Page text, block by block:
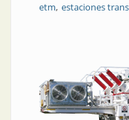
etm estaciones